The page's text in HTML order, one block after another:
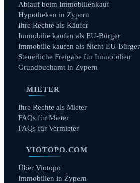
Ablauf beim Immobilienkauf
Hypotheken in Zypern
Ihre Rechte als Käufer
Immobilie kaufen als EU-Bürger
Immobilie kaufen als Nicht-EU-Bürger
Steuerliche Freigabe für Immobilien
Grundbuchamt in Zypern
MIETER
Ihre Rechte als Mieter
FAQs für Mieter
FAQs für Vermieter
VIOTOPO.COM
Über Viotopo
Immobilien in Zypern